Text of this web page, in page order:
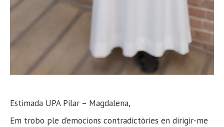
Estimada UPA Pilar – Magdalena,
Em trobo ple d’emocions contradictòries en dirigir-me